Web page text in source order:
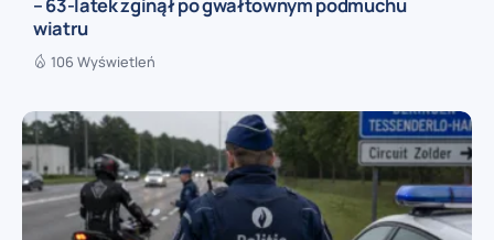
– 63-latek zginął po gwałtownym podmuchu
wiatru
106 Wyświetleń